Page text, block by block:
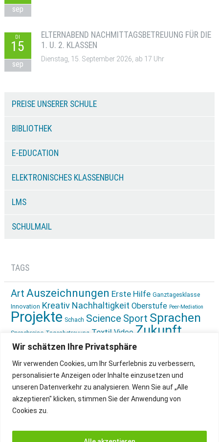
Wir schätzen Ihre Privatsphäre
Wir verwenden Cookies, um Ihr Surferlebnis zu verbessern,
personalisierte Anzeigen oder Inhalte einzusetzen und
unseren Datenverkehr zu analysieren. Wenn Sie auf „Alle
akzeptieren" klicken, stimmen Sie der Anwendung von
Cookies zu.
sep
DI
15
sep
ELTERNABEND NACHMITTAGSBETREUUNG FÜR DIE
1. U. 2. KLASSEN
Dienstag, 15. September 2026, ab 17 Uhr
PREISE UNSERER SCHULE
BIBLIOTHEK
E-EDUCATION
ELEKTRONISCHES KLASSENBUCH
LMS
SCHULMAIL
TAGS
Art Auszeichnungen Erste Hilfe Ganztagesklasse
Innovation Kreativ Nachhaltigkeit Oberstufe Peer-Mediation
Projekte Schach Science Sport Sprachen
Sprachreise Tagesbetreuung Textil Video Zukunft
gestalten Ökologie
IMPRESSUM